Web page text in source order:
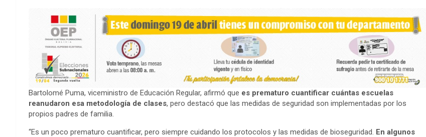
Bartolomé Puma, viceministro de Educación Regular, afirmó que es prematuro cuantificar cuántas escuelas
reanudaron esa metodología de clases, pero destacó que las medidas de seguridad son implementadas por los
propios padres de familia.
“Es un poco prematuro cuantificar, pero siempre cuidando los protocolos y las medidas de bioseguridad. En algunos